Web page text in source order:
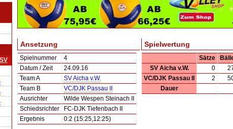
Ansetzung
Spielnummer
4
Datum / Zeit
24.09.16
Team A
SV Aicha v.W.
Team B
VC/DJK Passau II
Ausrichter
Wilde Wespen Steinach II
Schiedsrichter
FC-DJK Tiefenbach II
Ergebnis
0:2 (15:25,12:25)
Spielwertung
Sätze
SV Aicha v.W.
0
VC/DJK Passau II
2
Dauer